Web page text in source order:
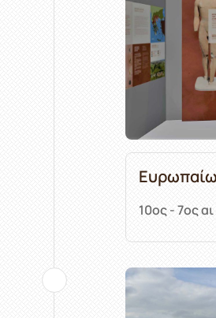
10ος - 7ος